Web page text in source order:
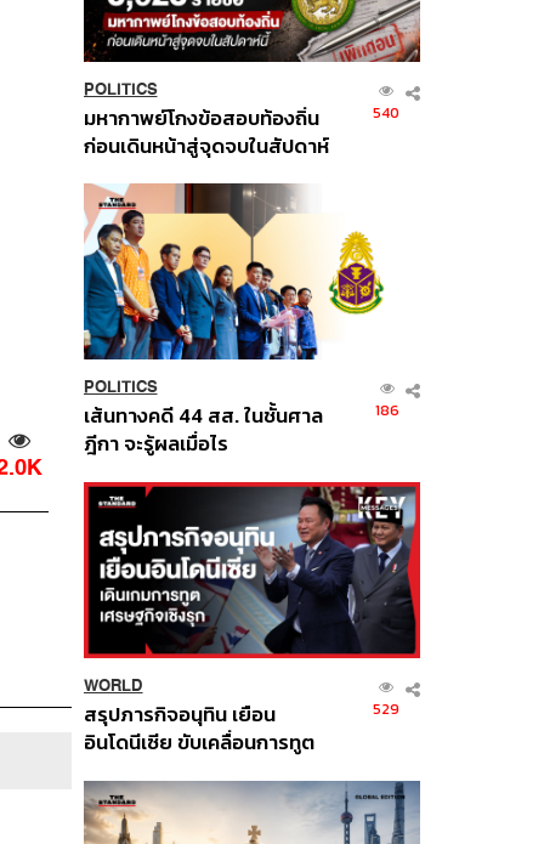
POLITICS
มหากาพย์โกงข้อสอบท้องถิ่น
ก่อนเดินหน้าสู่จุดจบในสัปดาห์
540
POLITICS
เส้นทางคดี 44 สส. ในชั้นศาล
ฎีกา จะรู้ผลเมื่อไร
186
WORLD
สรุปภารกิจอนุทิน เยือน
อินโดนีเซีย ขับเคลื่อนการทูต
ส่วนยุทธศาสตร์ไทย –
อินโดนีเซีย
529